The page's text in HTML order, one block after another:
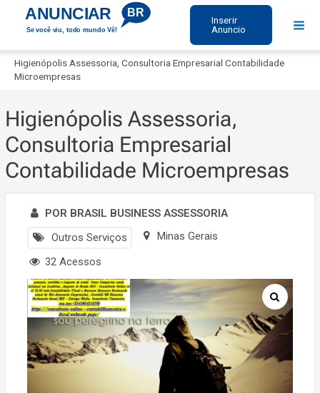
conteúdo
ANUNCIAR BR
Se você viu, todo mundo Vê!
Inserir
Anuncio
Higienópolis Assessoria, Consultoria Empresarial Contabilidade
Microempresas
Higienópolis Assessoria,
Consultoria Empresarial
Contabilidade Microempresas
POR BRASIL BUSINESS ASSESSORIA
Outros Serviços
Minas Gerais
32 Acessos